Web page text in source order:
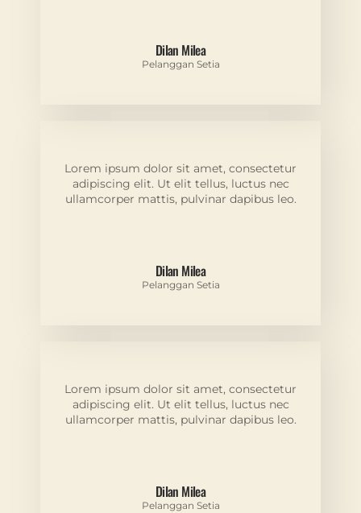
Dilan Milea
Pelanggan Setia
Lorem ipsum dolor sit amet, consectetur
adipiscing elit. Ut elit tellus, luctus nec
ullamcorper mattis, pulvinar dapibus leo.
Dilan Milea
Pelanggan Setia
Lorem ipsum dolor sit amet, consectetur
adipiscing elit. Ut elit tellus, luctus nec
ullamcorper mattis, pulvinar dapibus leo.
Dilan Milea
Pelanggan Setia